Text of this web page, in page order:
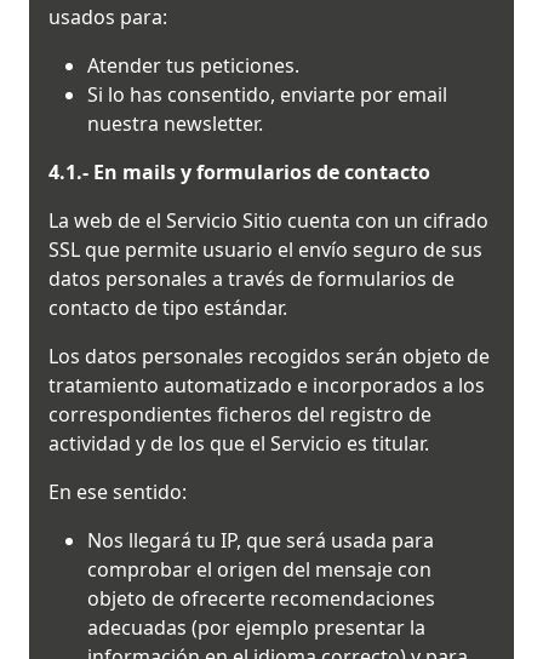
usados para:
Atender tus peticiones.
Si lo has consentido, enviarte por email
nuestra newsletter.
4.1.- En mails y formularios de contacto
La web de el Servicio Sitio cuenta con un cifrado
SSL que permite usuario el envío seguro de sus
datos personales a través de formularios de
contacto de tipo estándar.
Los datos personales recogidos serán objeto de
tratamiento automatizado e incorporados a los
correspondientes ficheros del registro de
actividad y de los que el Servicio es titular.
En ese sentido:
Nos llegará tu IP, que será usada para
comprobar el origen del mensaje con
objeto de ofrecerte recomendaciones
adecuadas (por ejemplo presentar la